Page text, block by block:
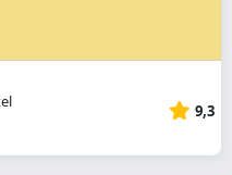
9,3